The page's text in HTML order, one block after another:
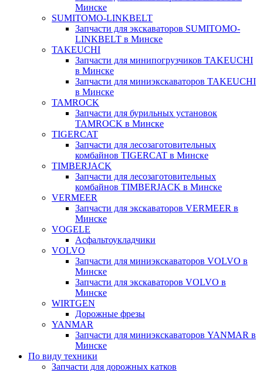
Минске
SUMITOMO-LINKBELT
Запчасти для экскаваторов SUMITOMO-
LINKBELT в Минске
TAKEUCHI
Запчасти для минипогрузчиков TAKEUCHI
в Минске
Запчасти для миниэкскаваторов TAKEUCHI
в Минске
TAMROCK
Запчасти для бурильных установок
TAMROCK в Минске
TIGERCAT
Запчасти для лесозаготовительных
комбайнов TIGERCAT в Минске
TIMBERJACK
Запчасти для лесозаготовительных
комбайнов TIMBERJACK в Минске
VERMEER
Запчасти для экскаваторов VERMEER в
Минске
VOGELE
Асфальтоукладчики
VOLVO
Запчасти для миниэкскаваторов VOLVO в
Минске
Запчасти для экскаваторов VOLVO в
Минске
WIRTGEN
Дорожные фрезы
YANMAR
Запчасти для миниэкскаваторов YANMAR в
Минске
По виду техники
Запчасти для дорожных катков